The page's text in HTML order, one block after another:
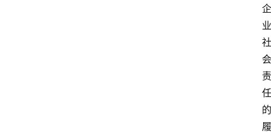
企
业
社
会
责
任
的
履